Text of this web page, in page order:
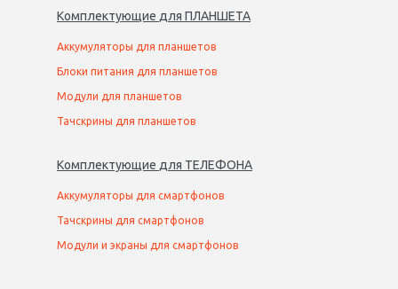
Комплектующие для ПЛАНШЕТА
Аккумуляторы для планшетов
Блоки питания для планшетов
Модули для планшетов
Тачскрины для планшетов
Комплектующие для ТЕЛЕФОНА
Аккумуляторы для смартфонов
Тачскрины для смартфонов
Модули и экраны для смартфонов